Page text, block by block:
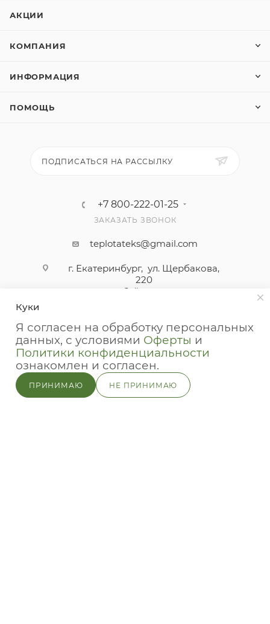
АКЦИИ
КОМПАНИЯ
ИНФОРМАЦИЯ
ПОМОЩЬ
ПОДПИСАТЬСЯ НА РАССЫЛКУ
+7 800-222-01-25
ЗАКАЗАТЬ ЗВОНОК
teplotateks@gmail.com
г. Екатеринбург, ул. Щербакова,
220
2-й этаж
2026 © ТЕПЛОТАтекс - функциональные ткани для любой
погоды
Куки
Я согласен на обработку персональных
данных, с условиями Оферты и
Политики конфиденциальности
ознакомлен и согласен.
ПРИНИМАЮ НЕ ПРИНИМАЮ